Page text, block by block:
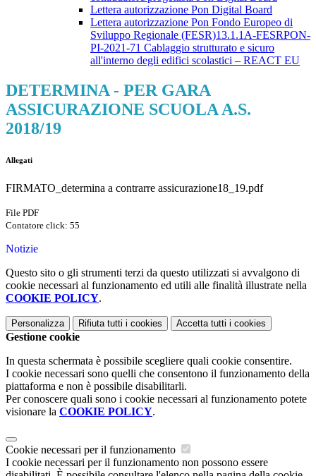
Lettera autorizzazione Pon Digital Board
Lettera autorizzazione Pon Fondo Europeo di
Sviluppo Regionale (FESR)13.1.1A-FESRPON-
PI-2021-71 Cablaggio strutturato e sicuro
all'interno degli edifici scolastici – REACT EU
DETERMINA - PER GARA
ASSICURAZIONE SCUOLA A.S.
2018/19
Allegati
FIRMATO_determina a contrarre assicurazione18_19.pdf
File PDF
Contatore click: 55
Notizie
Questo sito o gli strumenti terzi da questo utilizzati si avvalgono di
cookie necessari al funzionamento ed utili alle finalità illustrate nella
COOKIE POLICY.
Personalizza Rifiuta tutti i cookies Accetta tutti i cookies
Gestione cookie
In questa schermata è possibile scegliere quali cookie consentire.
I cookie necessari sono quelli che consentono il funzionamento della
piattaforma e non è possibile disabilitarli.
Per conoscere quali sono i cookie necessari al funzionamento potete
visionare la COOKIE POLICY.
Cookie necessari per il funzionamento
I cookie necessari per il funzionamento non possono essere